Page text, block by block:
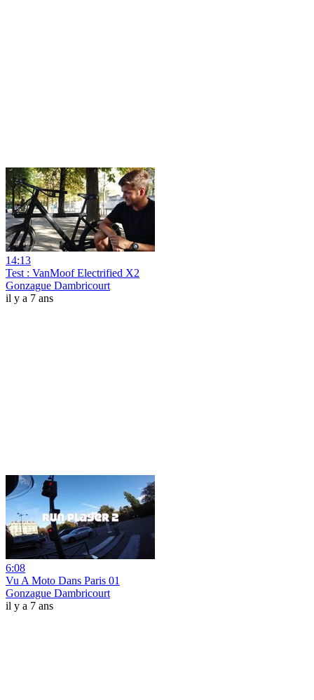
14:13
Test : VanMoof Electrified X2
Gonzague Dambricourt
il y a 7 ans
6:08
Vu A Moto Dans Paris 01
Gonzague Dambricourt
il y a 7 ans